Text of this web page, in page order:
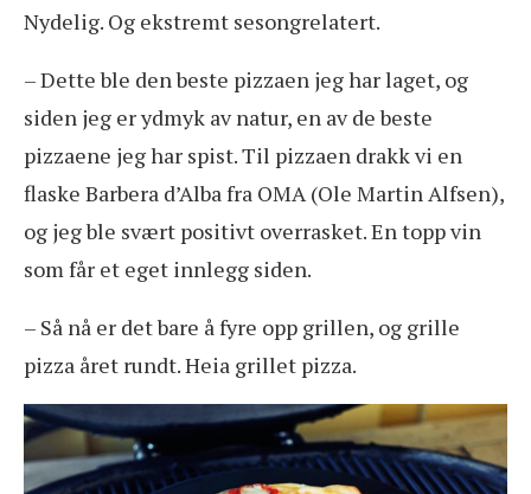
Nydelig. Og ekstremt sesongrelatert.
– Dette ble den beste pizzaen jeg har laget, og
siden jeg er ydmyk av natur, en av de beste
pizzaene jeg har spist. Til pizzaen drakk vi en
flaske Barbera d’Alba fra OMA (Ole Martin Alfsen),
og jeg ble svært positivt overrasket. En topp vin
som får et eget innlegg siden.
– Så nå er det bare å fyre opp grillen, og grille
pizza året rundt. Heia grillet pizza.